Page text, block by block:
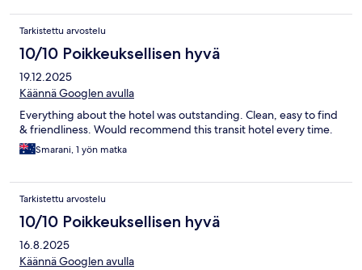
Tarkistettu arvostelu
10/10 Poikkeuksellisen hyvä
19.12.2025
Käännä Googlen avulla
Everything about the hotel was outstanding. Clean, easy to find
& friendliness. Would recommend this transit hotel every time.
Smarani, 1 yön matka
Tarkistettu arvostelu
10/10 Poikkeuksellisen hyvä
16.8.2025
Käännä Googlen avulla